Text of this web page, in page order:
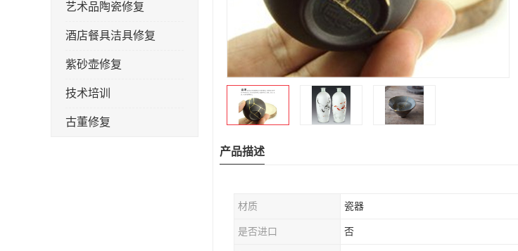
艺术品陶瓷修复
酒店餐具洁具修复
紫砂壶修复
技术培训
古董修复
产品描述
材质 瓷器
是否进口 否